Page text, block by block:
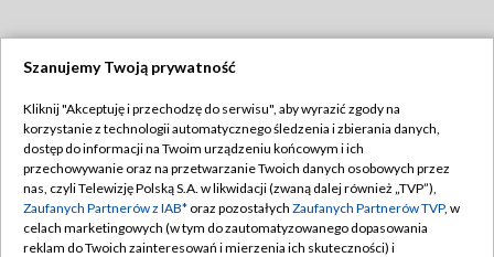
TVP
Abonament TVP
Emisja w TVP
Centrum informacji TVP
Regulamin TVP
Polityka prywatności
Moje zgody
Szanujemy Twoją prywatność
Kliknij "Akceptuję i przechodzę do serwisu", aby wyrazić zgody na
korzystanie z technologii automatycznego śledzenia i zbierania danych,
dostęp do informacji na Twoim urządzeniu końcowym i ich
przechowywanie oraz na przetwarzanie Twoich danych osobowych przez
nas, czyli Telewizję Polską S.A. w likwidacji (zwaną dalej również „TVP”),
Zaufanych Partnerów z IAB* oraz pozostałych Zaufanych Partnerów TVP, w
celach marketingowych (w tym do zautomatyzowanego dopasowania
reklam do Twoich zainteresowań i mierzenia ich skuteczności) i